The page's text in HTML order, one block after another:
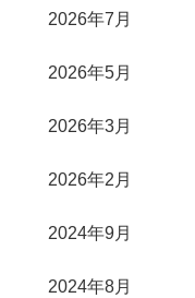
2026年7月
2026年5月
2026年3月
2026年2月
2024年9月
2024年8月